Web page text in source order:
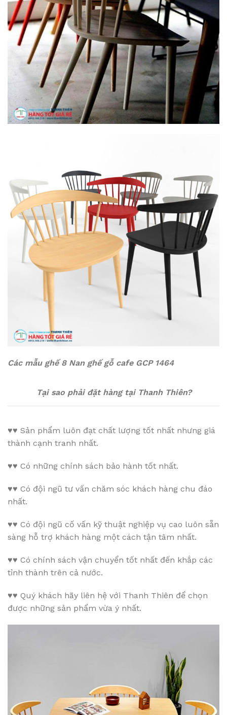
Các mẫu ghế 8 Nan ghế gỗ cafe GCP 1464
Tại sao phải đặt hàng tại Thanh Thiên?
♥♥ Sản phẩm luôn đạt chất lượng tốt nhất nhưng giá
thành cạnh tranh nhất.
♥♥ Có những chính sách bảo hành tốt nhất.
♥♥ Có đội ngũ tư vấn chăm sóc khách hàng chu đáo
nhất.
♥♥ Có đội ngũ cố vấn kỹ thuật nghiệp vụ cao luôn sẵn
sàng hỗ trợ khách hàng một cách tận tâm nhất.
♥♥ Có chính sách vận chuyển tốt nhất đến khắp các
tỉnh thành trên cả nước.
♥♥ Quý khách hãy liên hệ với Thanh Thiên để chọn
được những sản phẩm vừa ý nhất.